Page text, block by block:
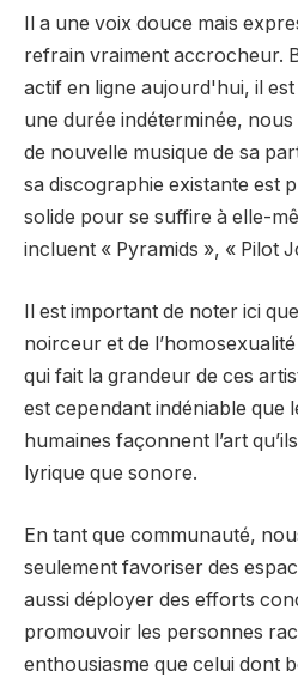
Il a une voix douce mais
refrain vraiment accrocheur.
actif en ligne aujourd'hui, il
une durée indéterminée,
de nouvelle musique de sa
sa discographie existante est
solide pour se suffire à elle-
incluent « Pyramids », « Pilot
Il est important de noter ici
noirceur et de
qui fait la grandeur de ces
est cependant indéniable que
humaines façonnent l’art
lyrique que sonore.
En tant que communauté,
seulement favoriser des
aussi déployer des efforts
promouvoir les personnes
enthousiasme que celui dont